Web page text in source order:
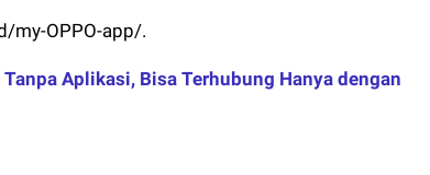
my-OPPO-app/.
Aplikasi, Bisa Terhubung Hanya dengan